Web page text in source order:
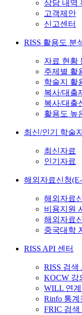
상담 내역
고객제안
신고센터
RISS 활용도 분
자료 현황
주제별 활
학술지 활
복사/대출
복사/대출
활용도 높
최신/인기 학술
최신자료
인기자료
해외자료신청
해외자료
비용지원
해외자료
중국대학
RISS API 센터
RISS 검색
KOCW 강
WILL 연
Rinfo 통
FRIC 검색